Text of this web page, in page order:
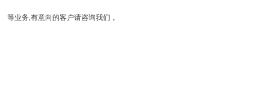
等业务,有意向的客户请咨询我们，